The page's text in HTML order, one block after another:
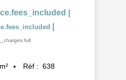
m² Réf : 638